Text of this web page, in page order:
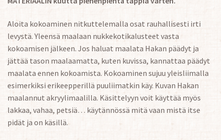
Aloita kokoaminen nitkuttelemalla osat rauhallisesti irti
levystä. Yleensä maalaan nukkekotikalusteet vasta
kokoamisen jälkeen. Jos haluat maalata Hakan päädyt ja
jättää tason maalaamatta, kuten kuvissa, kannattaa päädyt
maalata ennen kokoamista. Kokoaminen sujuu yleisliimalla
esimerkiksi erikeepperillä puuliimatkin käy. Kuvan Hakan
maalannut akryylimaalilla. Käsittelyyn voit käyttää myös
lakkaa, vahaa, petsiä… käytännössä mitä vaan mistä itse
pidät ja on käsillä.